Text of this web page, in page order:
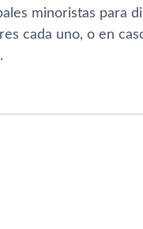
minoristas para
cada uno, o en